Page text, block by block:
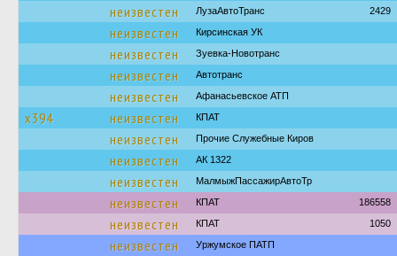
неизвестен ЛузаАвтоТранс 2429
неизвестен Кирсинская УК
неизвестен Зуевка-Новотранс
неизвестен Автотранс
неизвестен Афанасьевское АТП
х394 неизвестен КПАТ
неизвестен Прочие Служебные Киров
неизвестен АК 1322
неизвестен МалмыжПассажирАвтоТр
неизвестен КПАТ 186558
неизвестен КПАТ 1050
неизвестен Уржумское ПАТП